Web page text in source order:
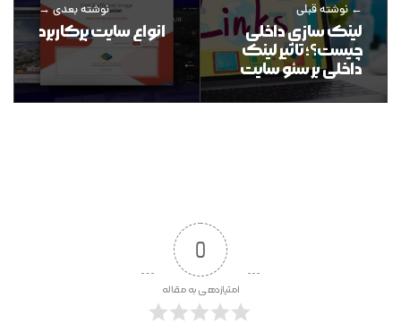
نوشته قبلی
لینک سازی داخلی
چیست؟؛ تاثیر لینک
داخلی بر سئو سایت
نوشته بعدی
انواع سایت پرکاربرد
0
امتیازدهی به مقاله